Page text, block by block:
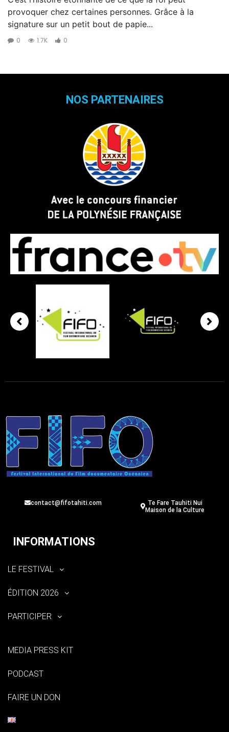
provoquer chez certaines personnes. Grâce à la
signature sur un petit bout de papie...
0 1.7K 0
NOS PARTENAIRES
contact@fifotahiti.com
Te Fare Tauhiti Nui
Maison de la Culture
INFORMATIONS
LE FESTIVAL
ÉDITION 2026
PARTICIPER
MEDIA PRESS KIT
PODCAST
FAIRE UN DON